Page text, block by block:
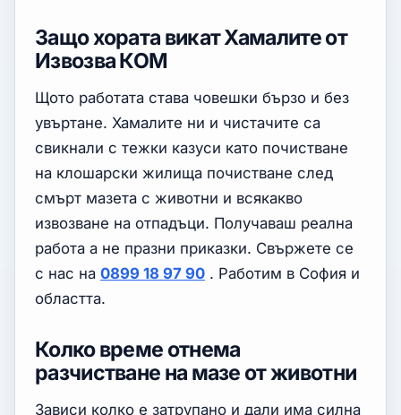
Защо хората викат Хамалите от
Извозва КОМ
Щото работата става човешки бързо и без
увъртане. Хамалите ни и чистачите са
свикнали с тежки казуси като почистване
на клошарски жилища почистване след
смърт мазета с животни и всякакво
извозване на отпадъци. Получаваш реална
работа а не празни приказки. Свържете се
с нас на 0899 18 97 90 . Работим в София и
областта.
Колко време отнема
разчистване на мазе от животни
Зависи колко е затрупано и дали има силна